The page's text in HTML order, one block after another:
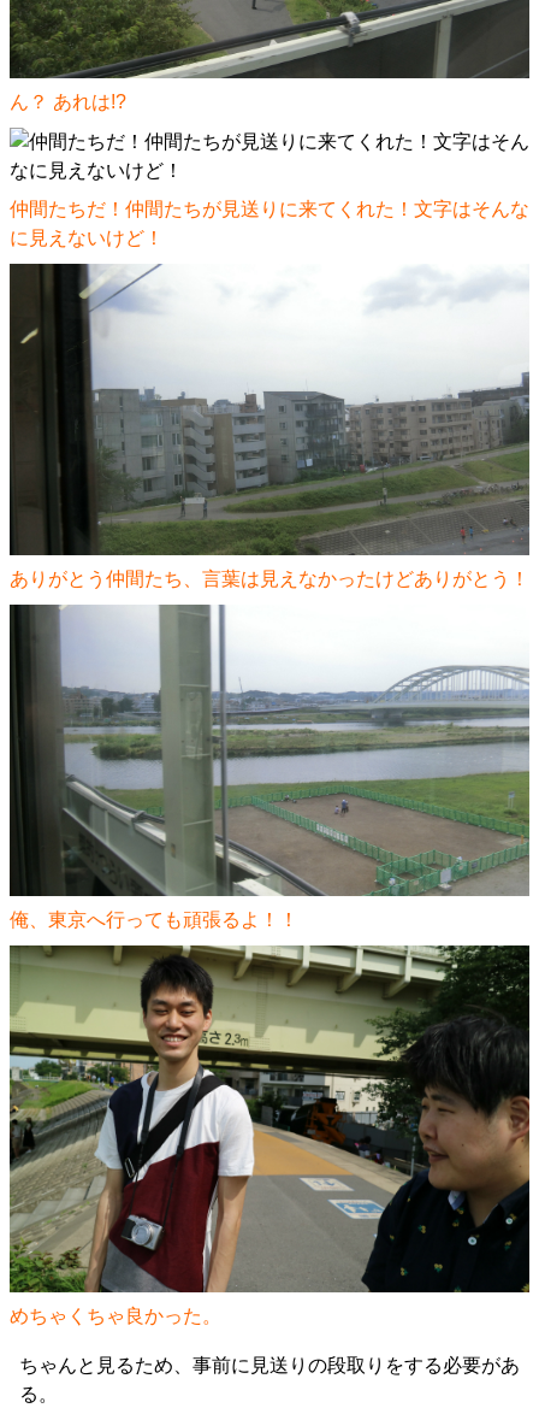
ん？ あれは!?
仲間たちだ！仲間たちが見送りに来てくれた！文字はそんな
に見えないけど！
ありがとう仲間たち、言葉は見えなかったけどありがとう！
俺、東京へ行っても頑張るよ！！
めちゃくちゃ良かった。
ちゃんと見るため、事前に見送りの段取りをする必要があ
る。